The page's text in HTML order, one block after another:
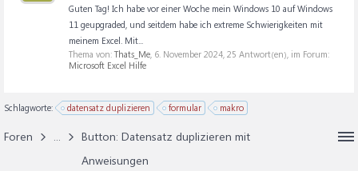
Guten Tag! Ich habe vor einer Woche mein Windows 10 auf Windows
11 geupgraded, und seitdem habe ich extreme Schwierigkeiten mit
meinem Excel. Mit...
Thema von: Thats_Me, 6. November 2024, 25 Antwort(en), im Forum:
Microsoft Excel Hilfe
Schlagworte: datensatz duplizieren formular makro
Foren ...
Button: Datensatz duplizieren mit
Anweisungen